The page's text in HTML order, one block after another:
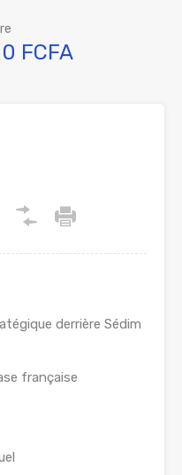
FCFA
derrière Sédim
française